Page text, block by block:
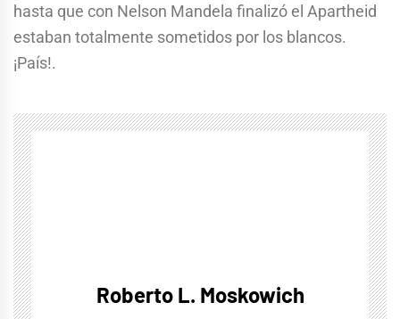
hasta que con Nelson Mandela finalizó el Apartheid
estaban totalmente sometidos por los blancos.
¡País!.
Roberto L. Moskowich